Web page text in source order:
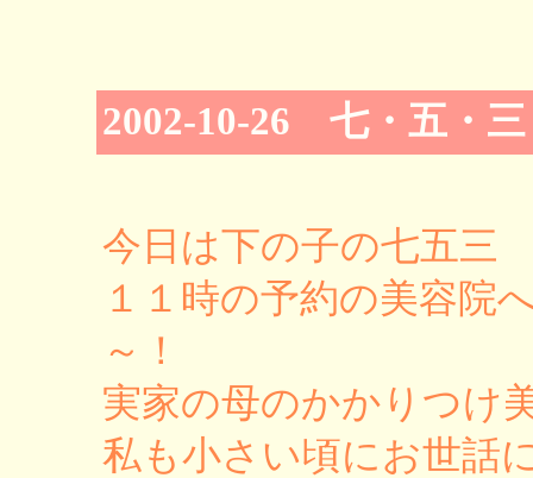
2002-10-26 七・五・
今日は下の子の七五三
１１時の予約の美容院
～！
実家の母のかかりつけ
私も小さい頃にお世話